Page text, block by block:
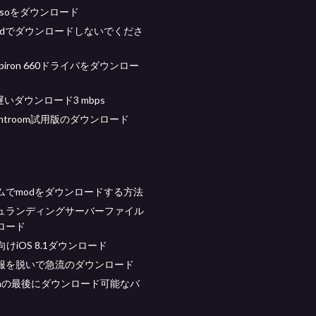
をダウンロード
でダウンロードしないでくださ
660ドライバをダウンロー
いダウンロード3 mbps
試用版のダウンロード
でmodをダウンロードする方法
ランディングサーバーファイル
ード
けiOS 8.1ダウンロード
を脱いで急流のダウンロード
最後にダウンロード可能なバ